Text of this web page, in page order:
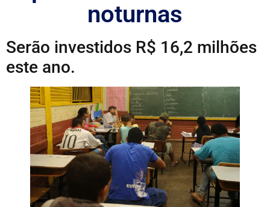
noturnas
Serão investidos R$ 16,2 milhões
este ano.